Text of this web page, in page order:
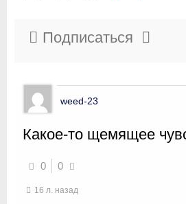
Подписаться
weed-23
Какое-то щемящее
0 0
16 л. назад